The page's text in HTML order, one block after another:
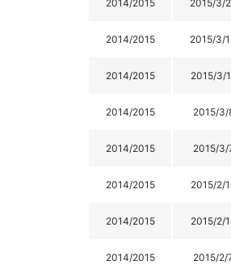
2014/2015 2015/3/
2014/2015 2015/3/
2014/2015 2015/3/
2014/2015 2015/3/
2014/2015 2015/3/
2014/2015 2015/2/
2014/2015 2015/2/
2014/2015 2015/2/